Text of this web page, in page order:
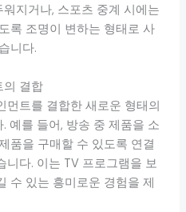
지거나, 스포츠 중계 시에는
록 조명이 변하는 형태로 사
니다.
의 결합
먼트를 결합한 새로운 형태의
예를 들어, 방송 중 제품을 소
품을 구매할 수 있도록 연결
니다. 이는 TV 프로그램을 보
수 있는 흥미로운 경험을 제